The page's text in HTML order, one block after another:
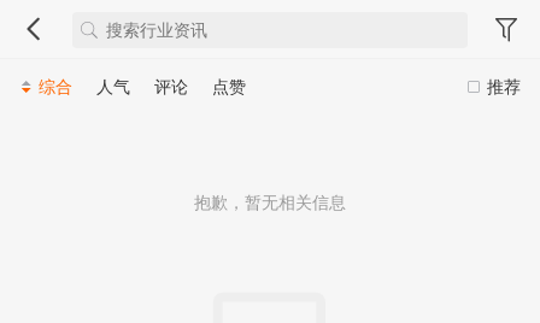
推荐
综合 人气 评论 点赞
抱歉，暂无相关信息